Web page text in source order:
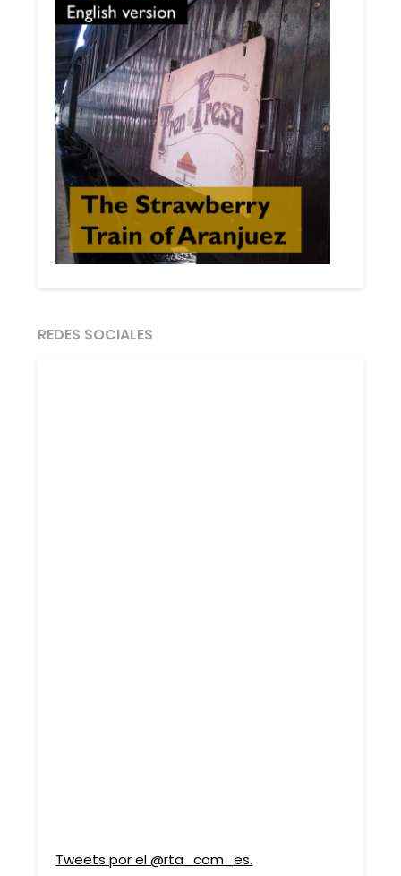
REDES SOCIALES
Tweets por el @rta_com_es.